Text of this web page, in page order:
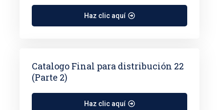
Haz clic aquí
Catalogo Final para distribución 22
(Parte 2)
Haz clic aquí